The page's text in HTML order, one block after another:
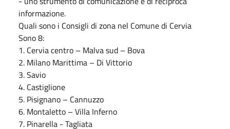
informazione.
Quali sono i Consigli di zona nel Comune di Cervia
Sono 8:
1. Cervia centro – Malva sud – Bova
2. Milano Marittima – Di Vittorio
3. Savio
4. Castiglione
5. Pisignano – Cannuzzo
6. Montaletto – Villa Inferno
7. Pinarella - Tagliata